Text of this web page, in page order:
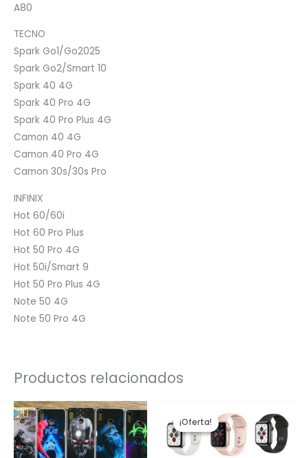
A80
TECNO
Spark Go1/Go2025
Spark Go2/Smart 10
Spark 40 4G
Spark 40 Pro 4G
Spark 40 Pro Plus 4G
Camon 40 4G
Camon 40 Pro 4G
Camon 30s/30s Pro
INFINIX
Hot 60/60i
Hot 60 Pro Plus
Hot 50 Pro 4G
Hot 50i/Smart 9
Hot 50 Pro Plus 4G
Note 50 4G
Note 50 Pro 4G
Productos relacionados
¡Oferta!
¡Oferta!precio
original
era:
$179,900.
precio
actual
es:
$122,900.